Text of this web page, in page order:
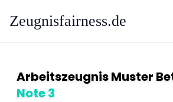
Zeugnisfairness.de
Arbeitszeugnis Muster
Note 3